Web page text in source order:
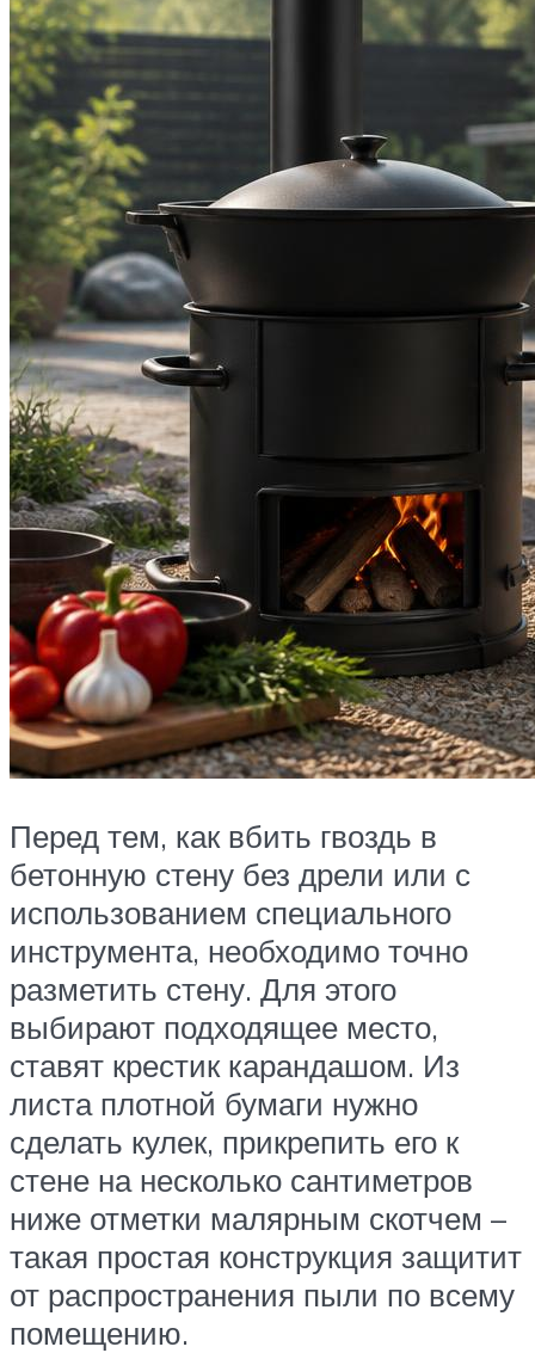
Перед тем, как вбить гвоздь в
бетонную стену без дрели или с
использованием специального
инструмента, необходимо точно
разметить стену. Для этого
выбирают подходящее место,
ставят крестик карандашом. Из
листа плотной бумаги нужно
сделать кулек, прикрепить его к
стене на несколько сантиметров
ниже отметки малярным скотчем –
такая простая конструкция защитит
от распространения пыли по всему
помещению.